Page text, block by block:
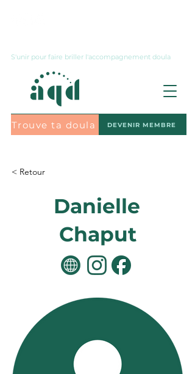
S'unir pour faire briller l'accompagnement doula
Trouve ta doula DEVENIR MEMBRE
< Retour
Danielle
Chaput